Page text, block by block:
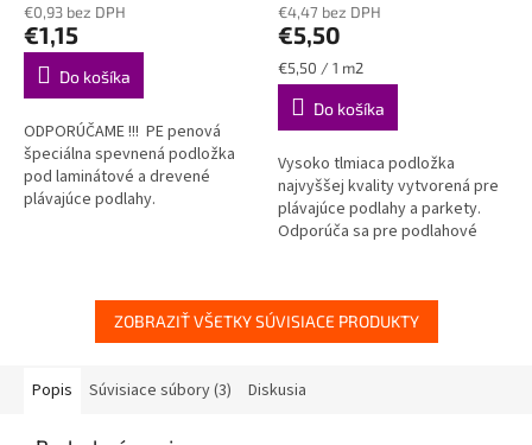
produktu
je
4,7
hviezdičiek.
€0,93 bez DPH
€1,15
Do košíka
ODPORÚČAME !!! PE penová
špeciálna spevnená podložka
pod laminátové a drevené
plávajúce podlahy.
pod plávajúce podlahy
produktu
je
5,0
z
hviezdičiek.
€4,47 bez DPH
€5,50
Jednotková
cena:
€5,50 / 1 m2
Do košíka
Vysoko tlmiaca podložka
najvyššej kvality vytvorená pre
plávajúce podlahy a parkety.
Odporúča sa pre podlahové
ZOBRAZIŤ VŠETKY SÚVISIACE PRODUKTY
Popis Súvisiace súbory (3) Diskusia